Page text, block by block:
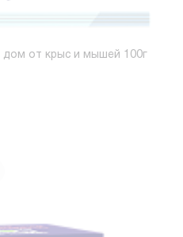
дом от крыс и мышей 100г